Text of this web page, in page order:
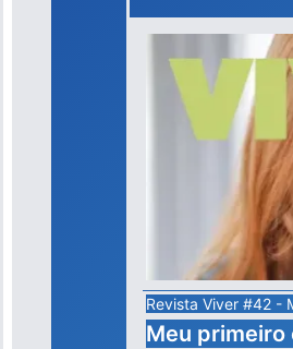
Revista Viver #42 -
Meu primeiro